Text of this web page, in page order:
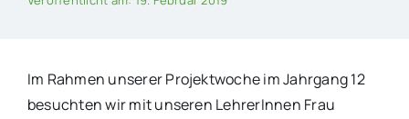
Im Rahmen unserer Projektwoche im Jahrgang 12
besuchten wir mit unseren LehrerInnen Frau